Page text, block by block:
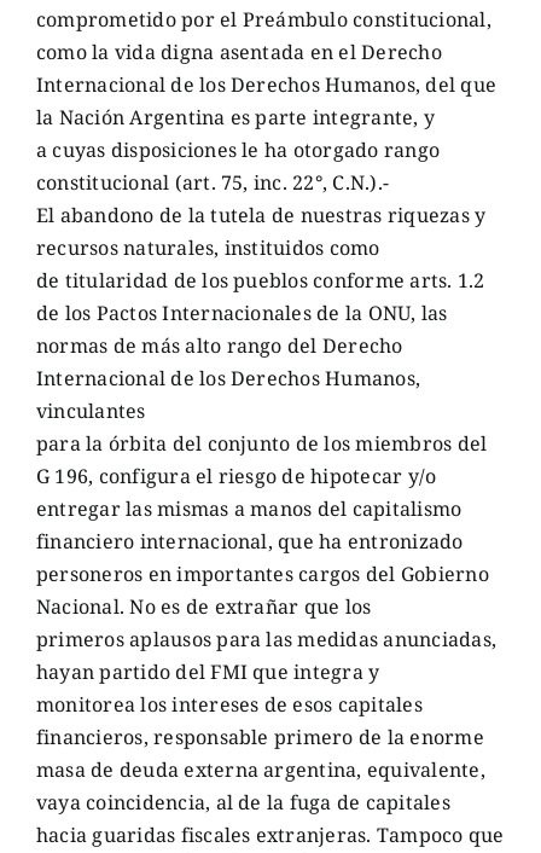
comprometido por el Preámbulo constitucional,
como la vida digna asentada en el Derecho
Internacional de los Derechos Humanos, del que
la Nación Argentina es parte integrante, y
a cuyas disposiciones le ha otorgado rango
constitucional (art. 75, inc. 22°, C.N.).-
El abandono de la tutela de nuestras riquezas y
recursos naturales, instituidos como
de titularidad de los pueblos conforme arts. 1.2
de los Pactos Internacionales de la ONU, las
normas de más alto rango del Derecho
Internacional de los Derechos Humanos,
vinculantes
para la órbita del conjunto de los miembros del
G 196, configura el riesgo de hipotecar y/o
entregar las mismas a manos del capitalismo
financiero internacional, que ha entronizado
personeros en importantes cargos del Gobierno
Nacional. No es de extrañar que los
primeros aplausos para las medidas anunciadas,
hayan partido del FMI que integra y
monitorea los intereses de esos capitales
financieros, responsable primero de la enorme
masa de deuda externa argentina, equivalente,
vaya coincidencia, al de la fuga de capitales
hacia guaridas fiscales extranjeras. Tampoco que